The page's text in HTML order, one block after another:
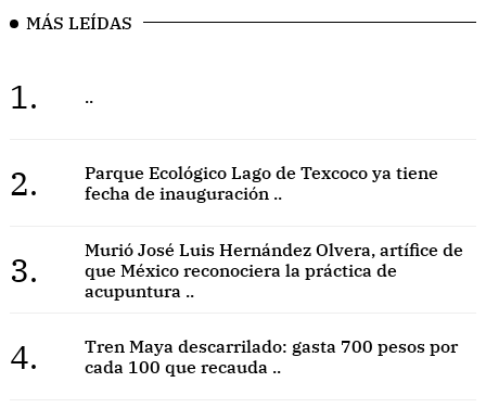
MÁS LEÍDAS
1. ..
2.
Parque Ecológico Lago de Texcoco ya tiene
fecha de inauguración ..
3.
Murió José Luis Hernández Olvera, artífice de
que México reconociera la práctica de
acupuntura ..
4.
Tren Maya descarrilado: gasta 700 pesos por
cada 100 que recauda ..